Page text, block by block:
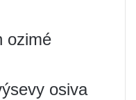
ozimé
osiva